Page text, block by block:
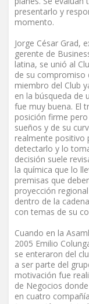
presentarlo y
momento.
Jorge César Grad,
gerente de
latina, se unió al
de su compromiso
miembro del Club
en la búsqueda de
fue muy buena. El
posición firme
sueños y de su
realmente positivo
detectarlo y lo
decisión suele
la química que lo
premisas que
proyección
dentro de la
con temas de su
Cuando en la
2005 Emilio
se enteraron del
a ser parte del
motivación fue
de Negocios
en cuatro